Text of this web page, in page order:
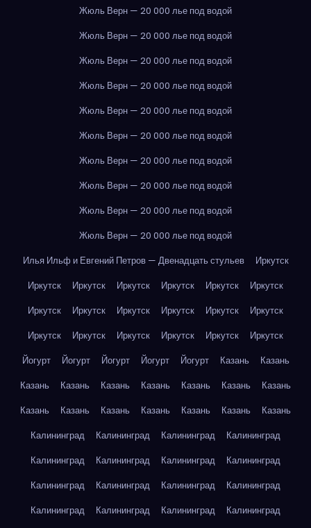
Жюль Верн — 20 000 лье под водой
Жюль Верн — 20 000 лье под водой
Жюль Верн — 20 000 лье под водой
Жюль Верн — 20 000 лье под водой
Жюль Верн — 20 000 лье под водой
Жюль Верн — 20 000 лье под водой
Жюль Верн — 20 000 лье под водой
Жюль Верн — 20 000 лье под водой
Жюль Верн — 20 000 лье под водой
Жюль Верн — 20 000 лье под водой
Илья Ильф и Евгений Петров — Двенадцать стульев
Иркутск
Иркутск
Иркутск Иркутск Иркутск Иркутск
Иркутск
Иркутск
Иркутск Иркутск Иркутск Иркутск
Иркутск
Иркутск
Иркутск Иркутск Иркутск Иркутск
Иркутск
Йогурт
Йогурт Йогурт Йогурт Йогурт Казань
Казань
Казань
Казань Казань Казань Казань Казань
Казань
Казань
Казань Казань Казань Казань Казань
Казань
Калининград
Калининград Калининград
Калининград
Калининград
Калининград Калининград
Калининград
Калининград
Калининград Калининград
Калининград
Калининград
Калининград Калининград
Калининград